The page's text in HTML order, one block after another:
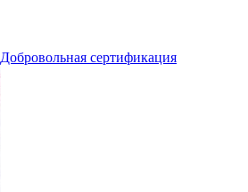
Добровольная сертификация